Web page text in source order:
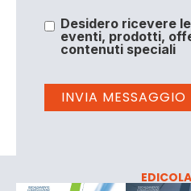
Desidero ricevere
eventi, prodotti,
contenuti speciali